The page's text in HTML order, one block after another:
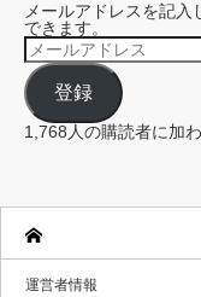
メールアドレスを記
できます。
メ
ー
ル
ア
ド
レ
ス
登録
1,768人の購読者に加
運営者情報